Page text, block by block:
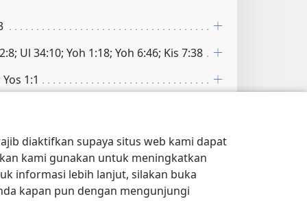
diaktifkan supaya situs web kami dapat
kami gunakan untuk meningkatkan
informasi lebih lanjut, silakan buka
kapan pun dengan mengunjungi
Ul 34:10; Yoh 1:18; Yoh 6:46; Kis 7:38
1:1
dengan namamu”.